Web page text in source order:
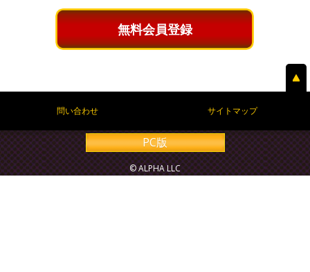
無料会員登録
問い合わせ サイトマップ
PC版
© ALPHA LLC